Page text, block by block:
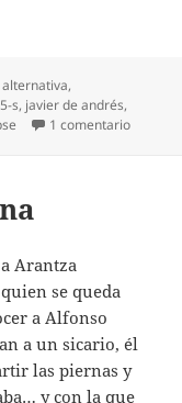
alternativa,
s, javier de andrés,
1 comentarioen
Arantza
se queda
a Alfonso
a un sicario, él
las piernas y
y con la que